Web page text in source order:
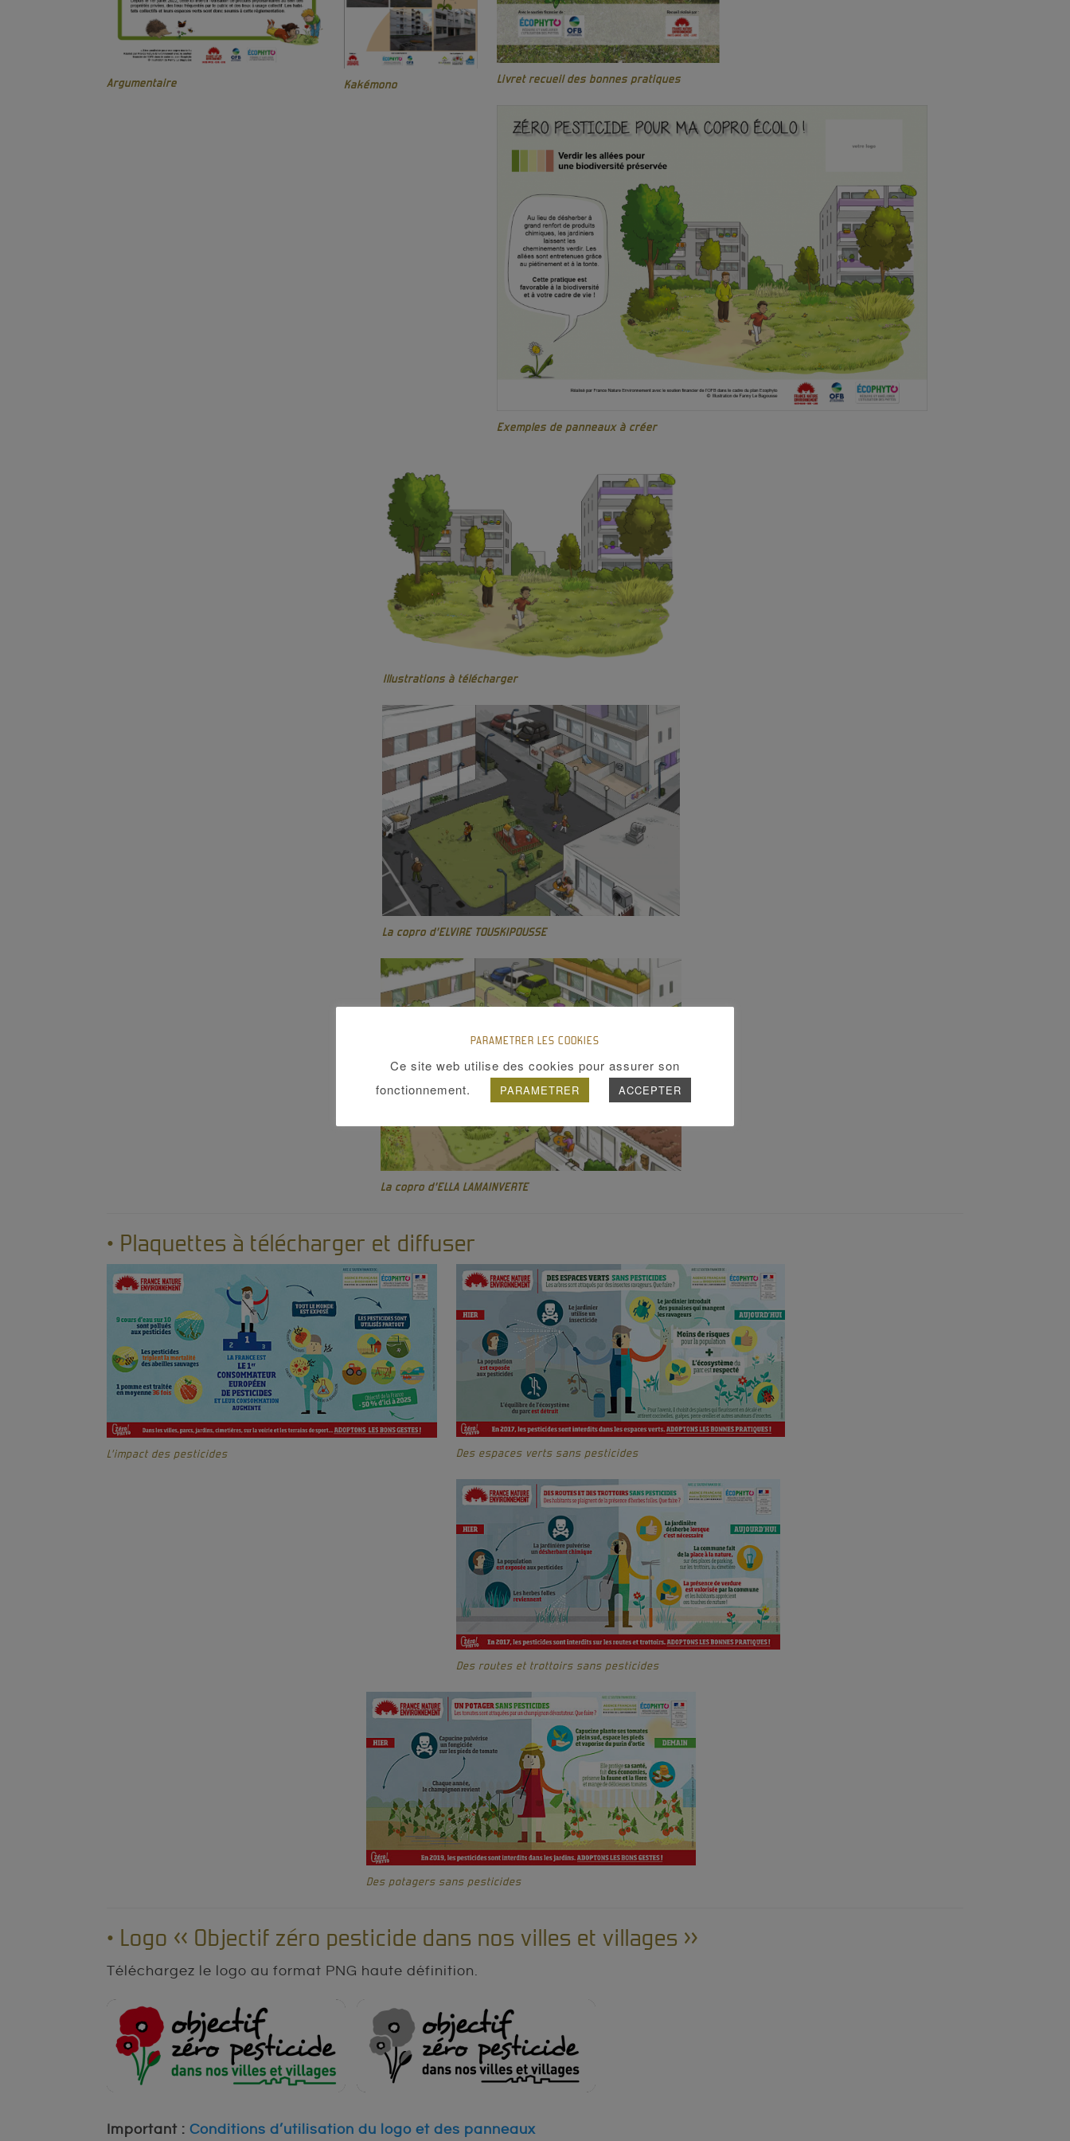
Argumentaire Kakémono Livret recueil des bonnes pratiques
Exemples de panneaux à créer
Illustrations à télécharger
La copro d’ELVIRE TOUSKIPOUSSE
La copro d’ELLA LAMAINVERTE
• Plaquettes à télécharger et diffuser
L’impact des pesticides Des espaces verts sans pesticides
Des routes et trottoirs sans pesticides
Des potagers sans pesticides
• Logo « Objectif zéro pesticide dans nos villes et villages »
Téléchargez le logo au format PNG haute définition.
Important : Conditions d’utilisation du logo et des panneaux
PARAMETRER LES COOKIES
Ce site web utilise des cookies pour assurer son
fonctionnement.
PARAMETRER ACCEPTER